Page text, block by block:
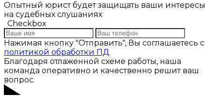
Опытный юрист будет защищать ваши интересы
на судебных слушаниях
Checkbox
Нажимая кнопку "Отправить", Вы соглашаетесь с
политикой обработки ПД
Благодаря отлаженной схеме работы, наша
команда оперативно и качественно решит ваш
вопрос